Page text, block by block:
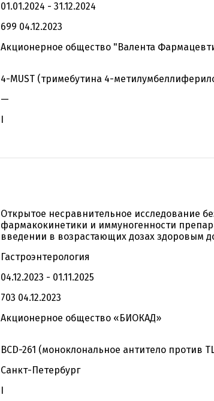
01.01.2024 - 31.12.2024
699 04.12.2023
Акционерное общество "Валента
4-MUST (тримебутина 4-
—
I
Открытое несравнительное исследование
фармакокинетики и иммуногенности
введении в возрастающих дозах здоровым
Гастроэнтерология
04.12.2023 - 01.11.2025
703 04.12.2023
Акционерное общество «БИОКАД»
BCD-261 (моноклональное антитело против
Санкт-Петербург
I